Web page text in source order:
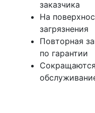
заказчика
На
загрязнения
Повторная
по гарантии